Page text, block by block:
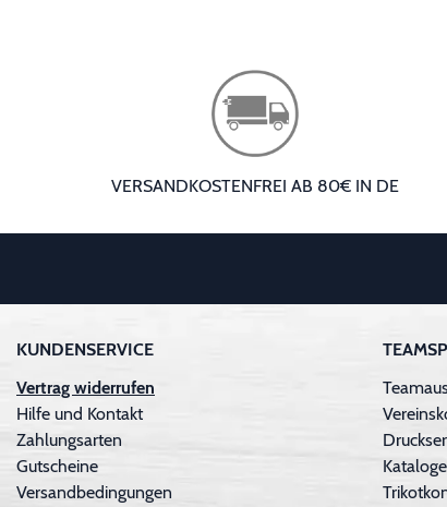
VERSANDKOSTENFREI AB 80€ IN DE
KUNDENSERVICE
Vertrag widerrufen
Hilfe und Kontakt
Zahlungsarten
Gutscheine
Versandbedingungen
Kataloge